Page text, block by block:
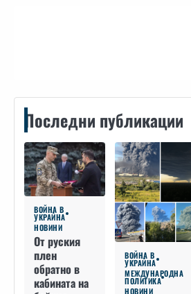
Последни публикации
ВОЙНА В
УКРАЙНА
НОВИНИ
От руския
плен
обратно в
кабината на
ВОЙНА В
УКРАЙНА
МЕЖДУНАРОДНА
ПОЛИТИКА
НОВИНИ